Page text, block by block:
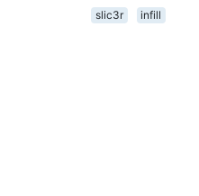
slic3r
infill